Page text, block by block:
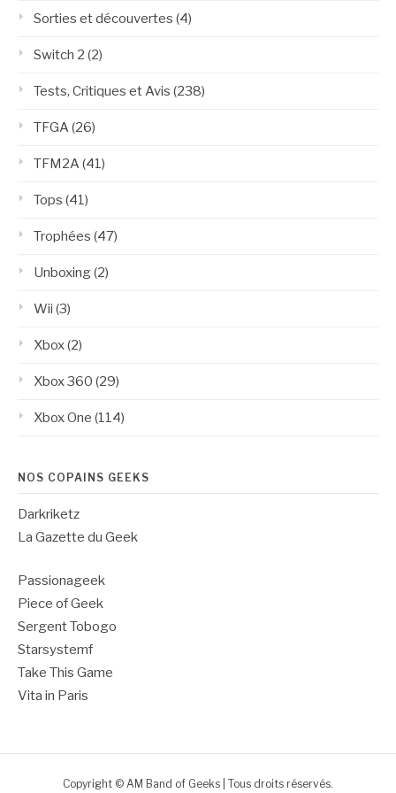
Sorties et découvertes (4)
Switch 2 (2)
Tests, Critiques et Avis (238)
TFGA(26)
TFM2A(41)
Tops (41)
Trophées (47)
Unboxing(2)
Wii (3)
Xbox(2)
Xbox 360 (29)
Xbox One (114)
NOS COPAINS GEEKS
Darkriketz
La Gazette du Geek
Passionageek
Piece of Geek
Sergent Tobogo
Starsystemf
Take This Game
Vita in Paris
Copyright © AM Band of Geeks | Tous droits réservés.